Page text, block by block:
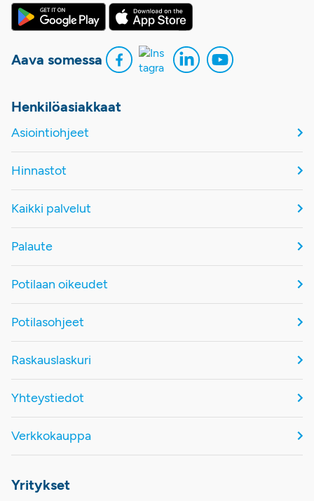
Aava somessa
Henkilöasiakkaat
Asiointiohjeet
Hinnastot
Kaikki palvelut
Palaute
Potilaan oikeudet
Potilasohjeet
Raskauslaskuri
Yhteystiedot
Verkkokauppa
Yritykset